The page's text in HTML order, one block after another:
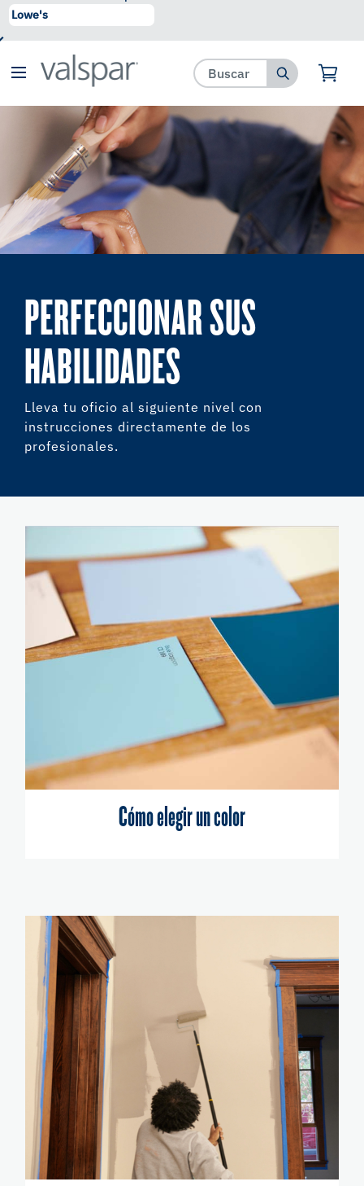
se ha agregado a favoritos.
PERFECCIONAR SUS
HABILIDADES
Lleva tu oficio al siguiente nivel con
instrucciones directamente de los
profesionales.
Cómo elegir un color